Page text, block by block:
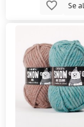
Se